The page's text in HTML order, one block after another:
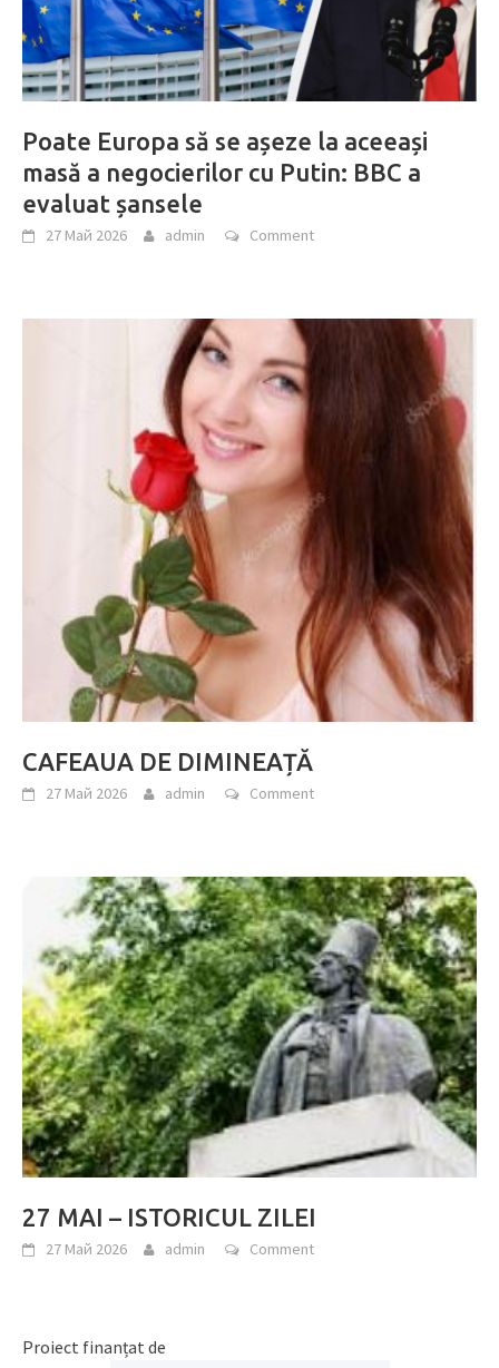
Poate Europa să se așeze la aceeași
masă a negocierilor cu Putin: BBC a
evaluat șansele
27 Май 2026 admin Comment
CAFEAUA DE DIMINEAȚĂ
27 Май 2026 admin Comment
27 MAI – ISTORICUL ZILEI
27 Май 2026 admin Comment
Proiect finanțat de